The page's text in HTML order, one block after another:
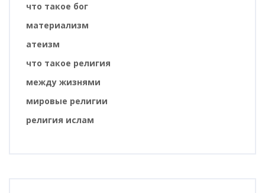
что такое бог
материализм
атеизм
что такое религия
между жизнями
мировые религии
религия ислам